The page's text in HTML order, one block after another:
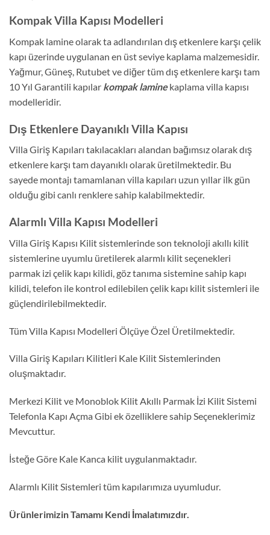
Kompak Villa Kapısı Modelleri
Kompak lamine olarak ta adlandırılan dış etkenlere karşı çelik
kapı üzerinde uygulanan en üst seviye kaplama malzemesidir.
Yağmur, Güneş, Rutubet ve diğer tüm dış etkenlere karşı tam
10 Yıl Garantili kapılar kompak laminekaplama villa kapısı
modelleridir.
Dış Etkenlere Dayanıklı Villa Kapısı
Villa Giriş Kapıları takılacakları alandan bağımsız olarak dış
etkenlere karşı tam dayanıklı olarak üretilmektedir. Bu
sayede montajı tamamlanan villa kapıları uzun yıllar ilk gün
olduğu gibi canlı renklere sahip kalabilmektedir.
Alarmlı Villa Kapısı Modelleri
Villa Giriş Kapısı Kilit sistemlerinde son teknoloji akıllı kilit
sistemlerine uyumlu üretilerek alarmlı kilit seçenekleri
parmak izi çelik kapı kilidi, göz tanıma sistemine sahip kapı
kilidi, telefon ile kontrol edilebilen çelik kapı kilit sistemleri ile
güçlendirilebilmektedir.
Tüm Villa Kapısı Modelleri Ölçüye Özel Üretilmektedir.
Villa Giriş Kapıları Kilitleri Kale Kilit Sistemlerinden
oluşmaktadır.
Merkezi Kilit ve Monoblok Kilit Akıllı Parmak İzi Kilit Sistemi
Telefonla Kapı Açma Gibi ek özelliklere sahip Seçeneklerimiz
Mevcuttur.
İsteğe Göre Kale Kanca kilit uygulanmaktadır.
Alarmlı Kilit Sistemleri tüm kapılarımıza uyumludur.
Ürünlerimizin Tamamı Kendi İmalatımızdır.